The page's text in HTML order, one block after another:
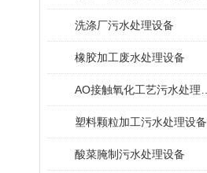
洗涤厂污水处理设备
橡胶加工废水处理设备
塑料颗粒加工污水处理设备
酸菜腌制污水处理设备